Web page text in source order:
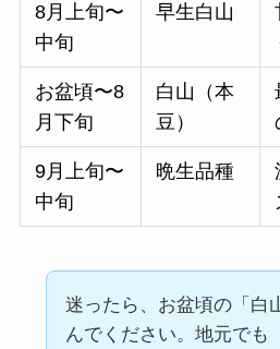
8月上旬〜
中旬
早生白山
お盆頃〜8
月下旬
白山（本
豆）
9月上旬〜
中旬
晩生品種
迷ったら、お盆頃の「白
んでください。地元でも